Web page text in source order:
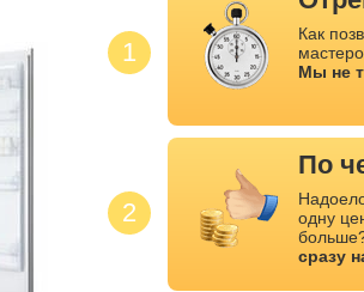
1
2
Как
Мы не
По
одну
сразу